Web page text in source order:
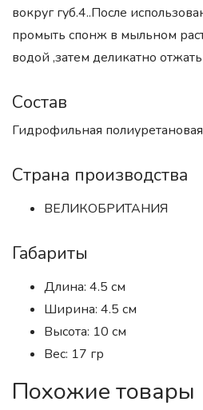
вокруг губ.4..После
промыть спонж в мыльном
водой ,затем деликатно
Состав
Гидрофильная
Страна производства
ВЕЛИКОБРИТАНИЯ
Габариты
Длина: 4.5 см
Ширина: 4.5 см
Высота: 10 см
Вес: 17 гр
Похожие товары